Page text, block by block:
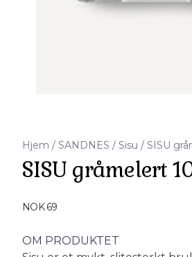
Hjem / SANDNES / Sisu / SISU
SISU gråmelert
NOK 69
Description
OM PRODUKTET